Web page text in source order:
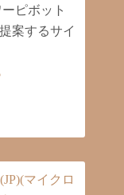
ピボット
案するサイ